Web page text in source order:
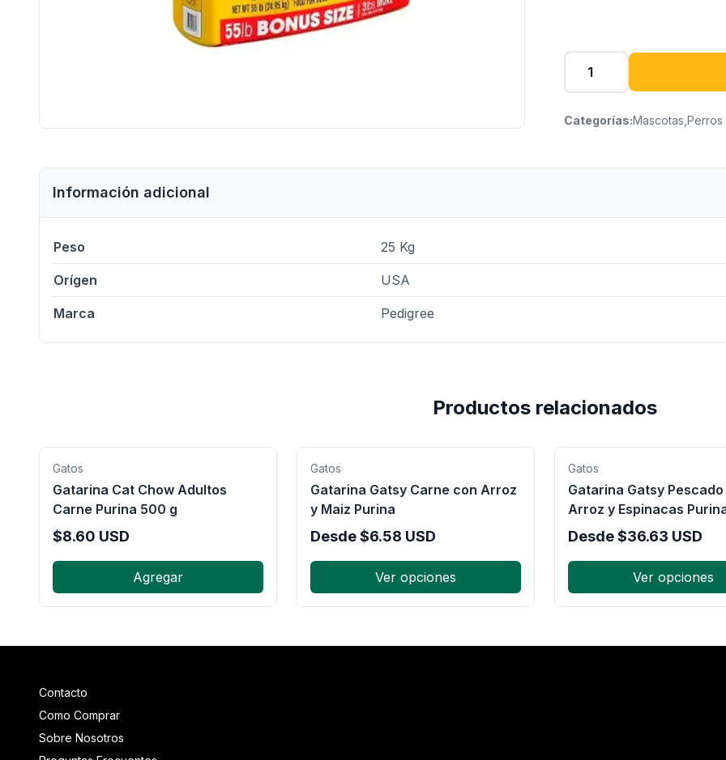
Categorías:Mascotas Perros
Información adicional
Peso 25 Kg
Orígen USA
Marca Pedigree
Productos relacionados
Gatos
Gatarina Cat Chow Adultos
Carne Purina 500 g
$8.60 USD
Agregar
Gatos
Gatarina Gatsy Carne con Arroz
y Maiz Purina
Desde$6.58 USD
Ver opciones
Gatos
Gatarina Gatsy
Arroz y Espinacas
Desde$36.63 USD
Ver opciones
Contacto
Como Comprar
Sobre Nosotros